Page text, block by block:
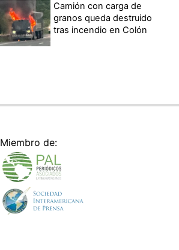
Camión con carga de
granos queda destruido
tras incendio en Colón
Miembro de: